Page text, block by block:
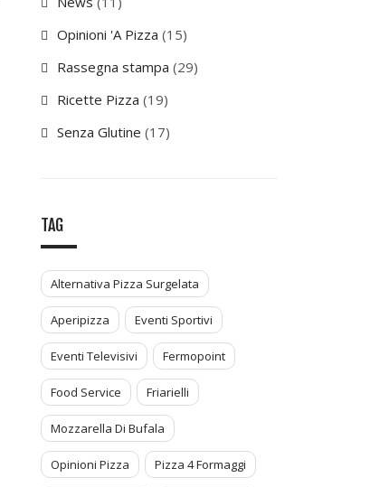
Opinioni 'A Pizza (15)
Rassegna stampa (29)
Ricette Pizza (19)
Senza Glutine (17)
TAG
Alternativa Pizza Surgelata
Aperipizza Eventi Sportivi
Eventi Televisivi Fermopoint
Food Service Friarielli
Mozzarella Di Bufala
Opinioni Pizza Pizza 4 Formaggi